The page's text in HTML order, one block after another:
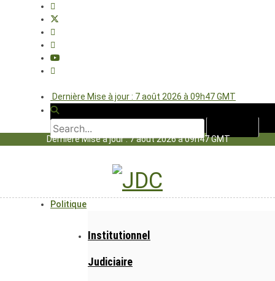
Dernière Mise à jour : 7 août 2026 à 09h47 GMT
Dernière Mise à jour : 7 août 2026 à 09h47 GMT
Politique
Institutionnel
Judiciaire